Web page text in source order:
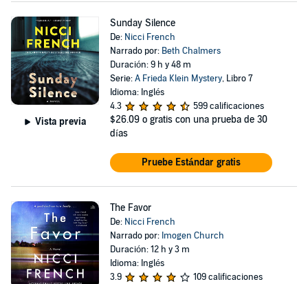
Vista previa
Sunday Silence
De: Nicci French
Narrado por: Beth Chalmers
Duración: 9 h y 48 m
Serie:A Frieda Klein Mystery, Libro 7
Idioma: Inglés
4.3
599 calificaciones
$26.09 o gratis con una prueba de 30
días
Pruebe Estándar gratis
The Favor
De: Nicci French
Narrado por: Imogen Church
Duración: 12 h y 3 m
Idioma: Inglés
3.9
109 calificaciones